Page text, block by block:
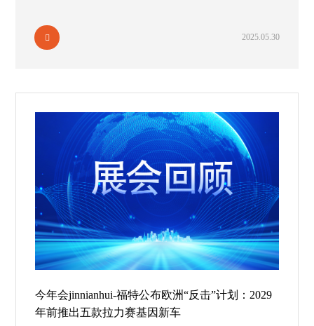
2025.05.30
今年会jinnianhui-福特公布欧洲“反击”计划：2029
年前推出五款拉力赛基因新车